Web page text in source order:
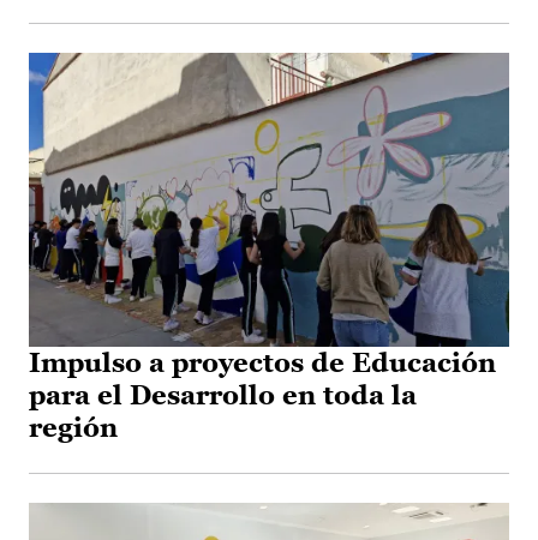
Impulso a proyectos de Educación
para el Desarrollo en toda la
región